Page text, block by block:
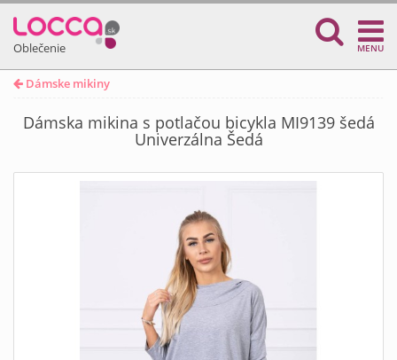
Oblečenie MENU
Dámske mikiny
Dámska mikina s potlačou bicykla MI9139 šedá
Univerzálna Šedá